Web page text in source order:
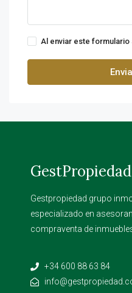
Al enviar este
GestPropiedad
Gestpropiedad grupo
especializado en
compraventa de
+34 600 88 63 84